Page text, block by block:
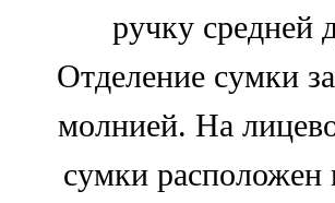
ручку средней
Отделение сумки
молнией. На
сумки расположен